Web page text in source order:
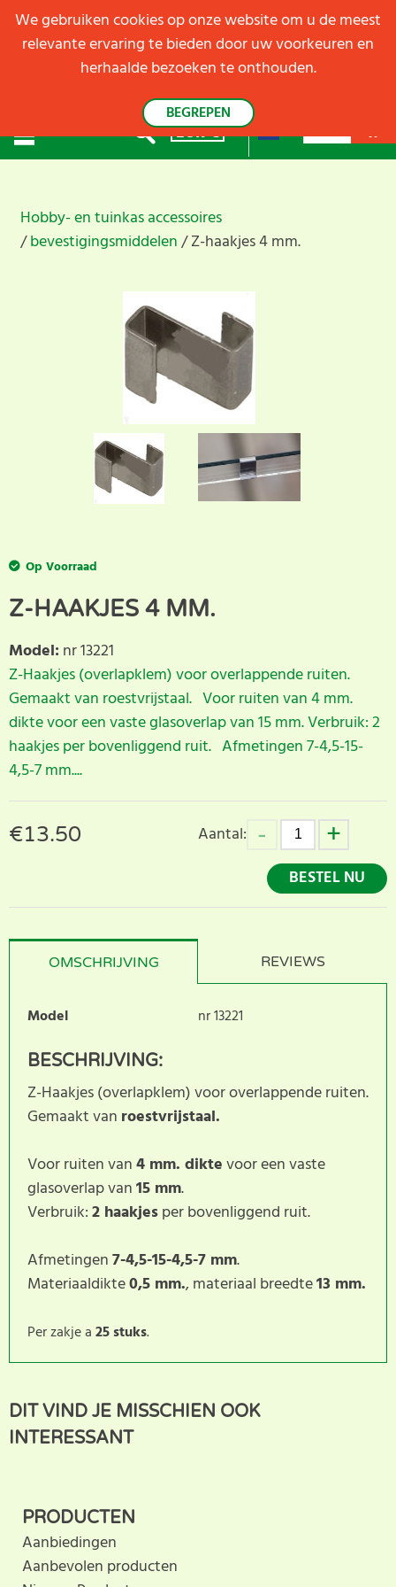
EUR€
Hobby- en tuinkas accessoires
bevestigingsmiddelen Z-haakjes 4 mm.
Op Voorraad
Z-HAAKJES 4 MM.
Model: nr 13221
Z-Haakjes (overlapklem) voor overlappende ruiten.
Gemaakt van roestvrijstaal. Voor ruiten van 4 mm.
dikte voor een vaste glasoverlap van 15 mm. Verbruik: 2
haakjes per bovenliggend ruit. Afmetingen 7-4,5-15-
4,5-7 mm....
€13.50
Aantal:
BESTEL NU
OMSCHRIJVING REVIEWS
Model nr 13221
BESCHRIJVING:
Z-Haakjes (overlapklem) voor overlappende ruiten.
Gemaakt van roestvrijstaal.
Voor ruiten van4 mm. diktevoor een vaste
glasoverlap van15 mm.
Verbruik:2 haakjesper bovenliggend ruit.
Afmetingen7-4,5-15-4,5-7 mm.
Materiaaldikte0,5 mm., materiaal breedte13 mm.
Per zakje a25 stuks.
SCHRIJF BEOORDELING
Dit product heeft nog geen
klantbeoordeling. U helpt
anderen met hun keuze door uw ervaring te delen.
DIT VIND JE MISSCHIEN OOK
INTERESSANT
PRODUCTEN
Aanbiedingen
Aanbevolen producten
We gebruiken cookies op onze website om u de meest
relevante ervaring te bieden door uw voorkeuren en
herhaalde bezoeken te onthouden.
BEGREPEN